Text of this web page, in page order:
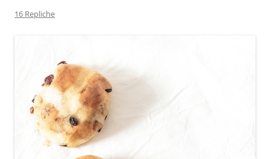
16 Repliche